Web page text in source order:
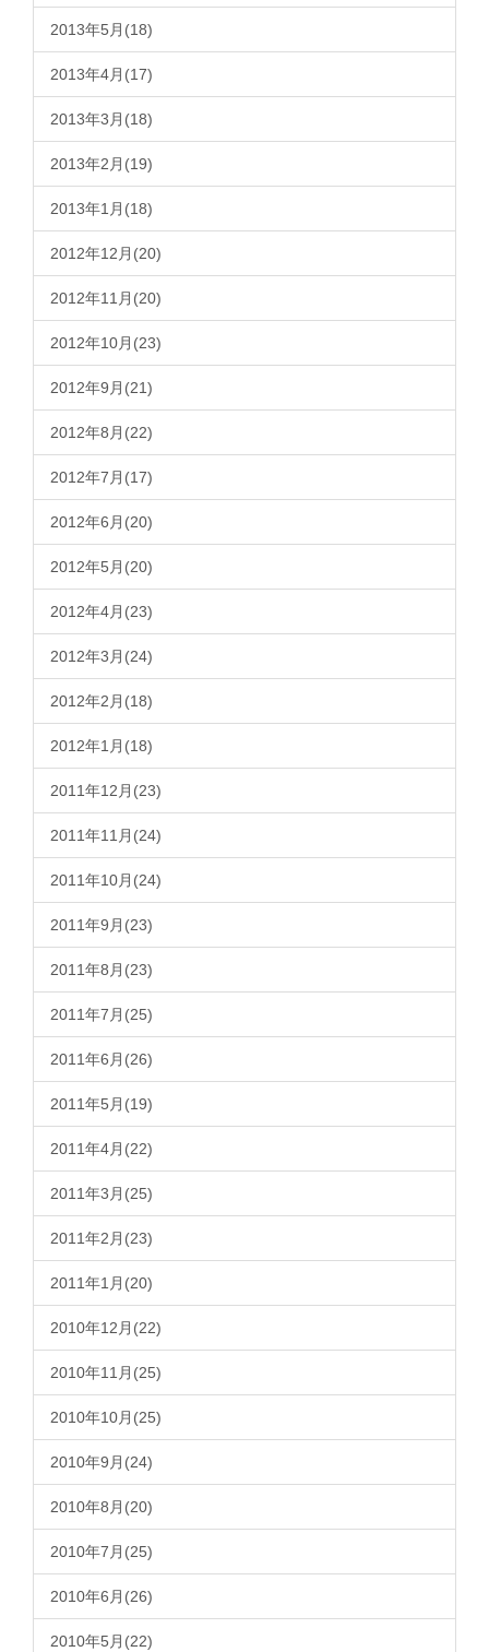
2013年5月(18)
2013年4月(17)
2013年3月(18)
2013年2月(19)
2013年1月(18)
2012年12月(20)
2012年11月(20)
2012年10月(23)
2012年9月(21)
2012年8月(22)
2012年7月(17)
2012年6月(20)
2012年5月(20)
2012年4月(23)
2012年3月(24)
2012年2月(18)
2012年1月(18)
2011年12月(23)
2011年11月(24)
2011年10月(24)
2011年9月(23)
2011年8月(23)
2011年7月(25)
2011年6月(26)
2011年5月(19)
2011年4月(22)
2011年3月(25)
2011年2月(23)
2011年1月(20)
2010年12月(22)
2010年11月(25)
2010年10月(25)
2010年9月(24)
2010年8月(20)
2010年7月(25)
2010年6月(26)
2010年5月(22)